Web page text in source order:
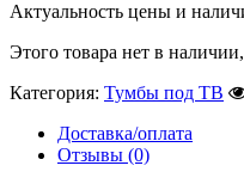
Актуальность цены и
Этого товара нет в
Категория: Тумбы под ТВ
Доставка/оплата
Отзывы (0)